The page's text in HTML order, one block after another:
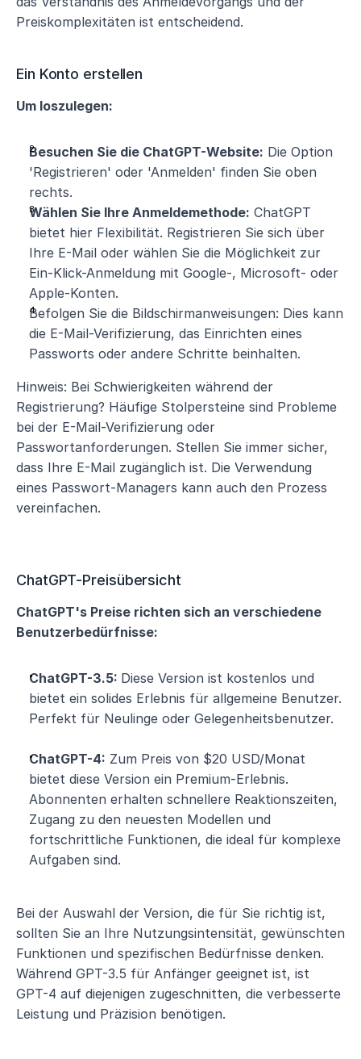
Preiskomplexitäten ist entscheidend.
Ein Konto erstellen
Um loszulegen:
Besuchen Sie die ChatGPT-Website: Die Option
'Registrieren' oder 'Anmelden' finden Sie oben
rechts.
Wählen Sie Ihre Anmeldemethode: ChatGPT
bietet hier Flexibilität. Registrieren Sie sich über
Ihre E-Mail oder wählen Sie die Möglichkeit zur
Ein-Klick-Anmeldung mit Google-, Microsoft- oder
Apple-Konten.
Befolgen Sie die Bildschirmanweisungen: Dies kann
die E-Mail-Verifizierung, das Einrichten eines
Passworts oder andere Schritte beinhalten.
Hinweis: Bei Schwierigkeiten während der
Registrierung? Häufige Stolpersteine sind Probleme
bei der E-Mail-Verifizierung oder
Passwortanforderungen. Stellen Sie immer sicher,
dass Ihre E-Mail zugänglich ist. Die Verwendung
eines Passwort-Managers kann auch den Prozess
vereinfachen.
ChatGPT-Preisübersicht
ChatGPT's Preise richten sich an verschiedene
Benutzerbedürfnisse:
ChatGPT-3.5: Diese Version ist kostenlos und
bietet ein solides Erlebnis für allgemeine Benutzer.
Perfekt für Neulinge oder Gelegenheitsbenutzer.
ChatGPT-4: Zum Preis von $20 USD/Monat
bietet diese Version ein Premium-Erlebnis.
Abonnenten erhalten schnellere Reaktionszeiten,
Zugang zu den neuesten Modellen und
fortschrittliche Funktionen, die ideal für komplexe
Aufgaben sind.
Bei der Auswahl der Version, die für Sie richtig ist,
sollten Sie an Ihre Nutzungsintensität, gewünschten
Funktionen und spezifischen Bedürfnisse denken.
Während GPT-3.5 für Anfänger geeignet ist, ist
GPT-4 auf diejenigen zugeschnitten, die verbesserte
Leistung und Präzision benötigen.